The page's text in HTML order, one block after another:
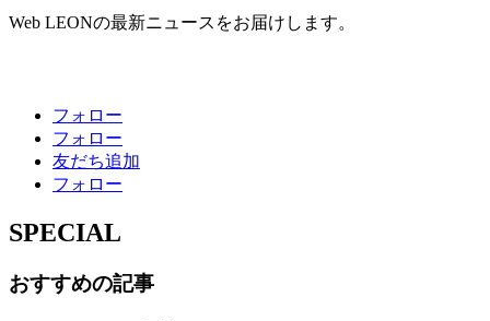
Web LEONの最新ニュースをお届けします。
フォロー
フォロー
友だち追加
フォロー
SPECIAL
おすすめの記事